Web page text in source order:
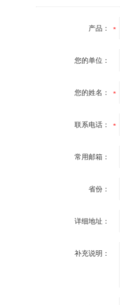
产品：
您的单位：
您的姓名：
联系电话：
常用邮箱：
省份：
详细地址：
补充说明：